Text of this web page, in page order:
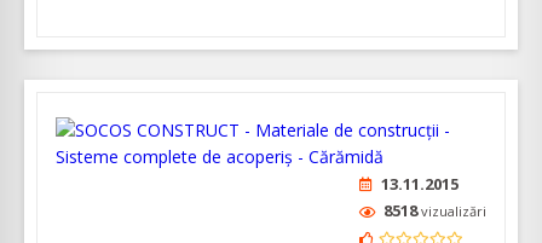
13.11.2015
8518vizualizări